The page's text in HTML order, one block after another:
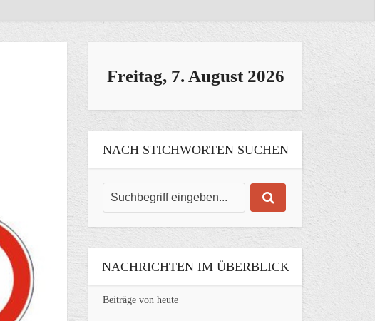
Freitag, 7. August 2026
NACH STICHWORTEN SUCHEN
NACHRICHTEN IM ÜBERBLICK
Beiträge von heute